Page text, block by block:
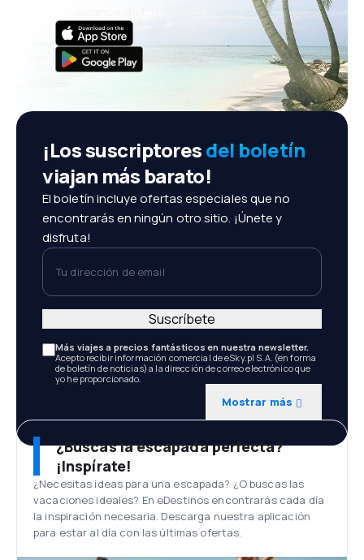
¡Los suscriptoresdel boletín
viajan más barato!
El boletín incluye ofertas especiales que no
encontrarás en ningún otro sitio. ¡Únete y
disfruta!
Tu dirección de email
Más viajes a precios fantásticos en nuestra newsletter.
Acepto recibir información comercial de eSky.pl S.A. (en forma
de boletín de noticias) a la dirección de correo electrónico que
yo he proporcionado.
Mostrar más
Suscríbete
¿Buscas la escapada perfecta?
¡Inspírate!
¿Necesitas ideas para una escapada? ¿O buscas las
vacaciones ideales? En eDestinos encontrarás cada día
la inspiración necesaria. Descarga nuestra aplicación
para estar al día con las últimas ofertas.